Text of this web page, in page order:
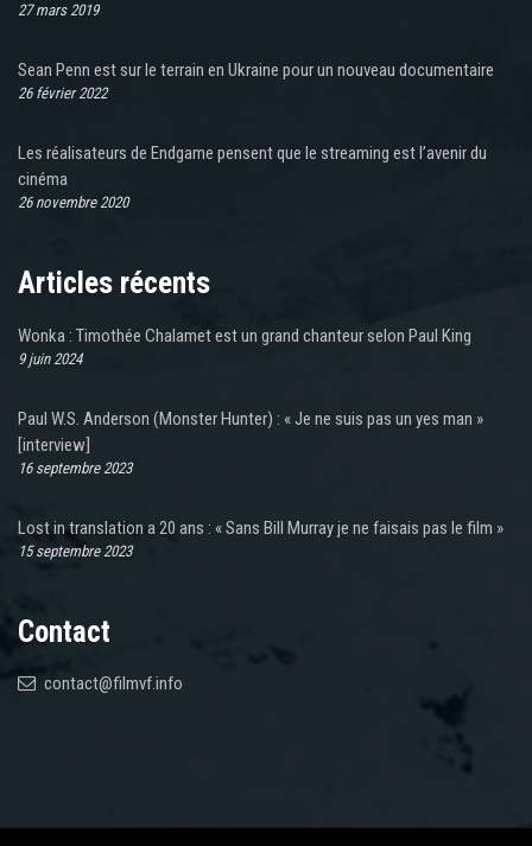
27 mars 2019
Sean Penn est sur le terrain en Ukraine pour un nouveau documentaire
26 février 2022
Les réalisateurs de Endgame pensent que le streaming est l’avenir du
cinéma
26 novembre 2020
Articles récents
Wonka : Timothée Chalamet est un grand chanteur selon Paul King
9 juin 2024
Paul W.S. Anderson (Monster Hunter) : « Je ne suis pas un yes man »
[interview]
16 septembre 2023
Lost in translation a 20 ans : « Sans Bill Murray je ne faisais pas le film »
15 septembre 2023
Contact
contact@filmvf.info